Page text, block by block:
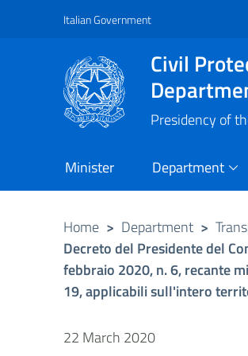
Vai al contenuto principale
Raggiungi il piè di pagina
Italian Government
Civil
Presidency of
Minister Department
Home > Department >
Decreto del Presidente del
febbraio 2020, n. 6, recante
19, applicabili sull'intero
22 March 2020